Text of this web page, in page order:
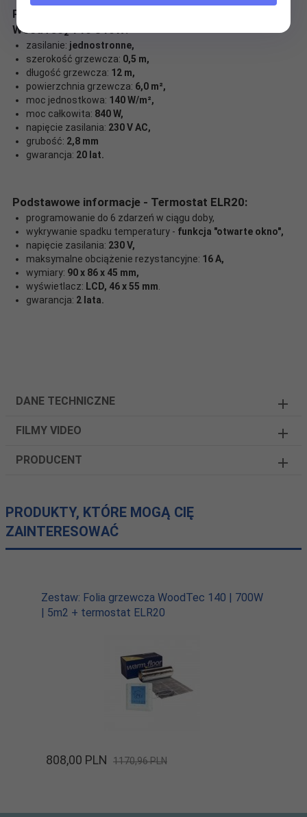
Podstawowe informacje - Folia grzewcza ELEKTRA
WoodTec
2
zasilanie: jednostronne,
szerokość grzewcza: 0,5 m,
długość grzewcza: 12 m,
powierzchnia grzewcza: 6,0 m²,
moc jednostkowa: 140 W/m²,
moc całkowita: 840 W,
napięcie zasilania: 230 V AC,
grubość: 2,8 mm
gwarancja: 20 lat.
Podstawowe informacje - Termostat ELR20:
programowanie do 6 zdarzeń w ciągu doby,
wykrywanie spadku temperatury - funkcja "otwarte okno",
napięcie zasilania: 230 V,
maksymalne obciążenie rezystancyjne: 16 A,
wymiary: 90 x 86 x 45 mm,
wyświetlacz: LCD, 46 x 55 mm.
gwarancja: 2 lata.
DANE TECHNICZNE
FILMY VIDEO
PRODUCENT
PRODUKTY, KTÓRE MOGĄ CIĘ
ZAINTERESOWAĆ
Zestaw: Folia grzewcza WoodTec 140 | 700W
| 5m2 + termostat ELR20
808,00 PLN 1170,96 PLN